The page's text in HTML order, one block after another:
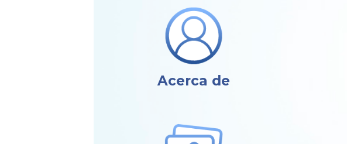
Acerca de